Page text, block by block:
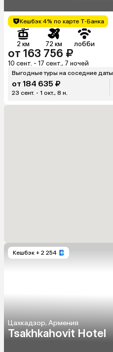
Кешбэк 4% по карте Т-Банка
2 км 72 км лобби
от 163 756 ₽
10 сент. - 17 сент., 7 ночей
Выгодные туры на соседние даты
от 184 635 ₽
23 сент. - 1 окт., 8 н.
Кешбэк + 2 254
Цахкадзор, Армения
Tsakhkahovit Hotel